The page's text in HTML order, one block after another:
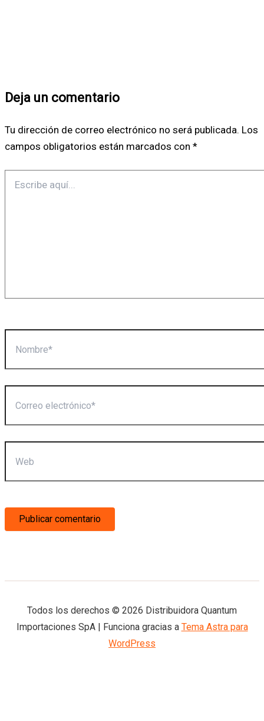
Deja un comentario
Tu dirección de correo electrónico no será publicada. Los
campos obligatorios están marcados con *
aquí...
electrónico*
Todos los derechos © 2026 Distribuidora Quantum
Importaciones SpA | Funciona gracias a Tema Astra para
WordPress